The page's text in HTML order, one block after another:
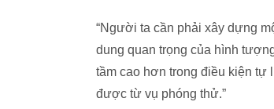
“Người ta cần phải xây dựng
dung quan trọng của hình
tầm cao hơn trong điều kiện tự
được từ vụ phóng thử.”